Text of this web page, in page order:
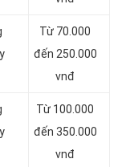
Từ 70.000
đến 250.000
vnđ
Từ 100.000
đến 350.000
vnđ